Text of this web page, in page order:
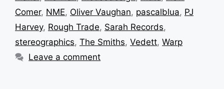
Comer, NME, Oliver Vaughan, pascalblua, PJ
Harvey, Rough Trade, Sarah Records,
stereographics, The Smiths, Vedett, Warp
Leave a comment